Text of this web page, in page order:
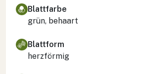
Blattfarbe
grün, behaart
Blattform
herzförmig